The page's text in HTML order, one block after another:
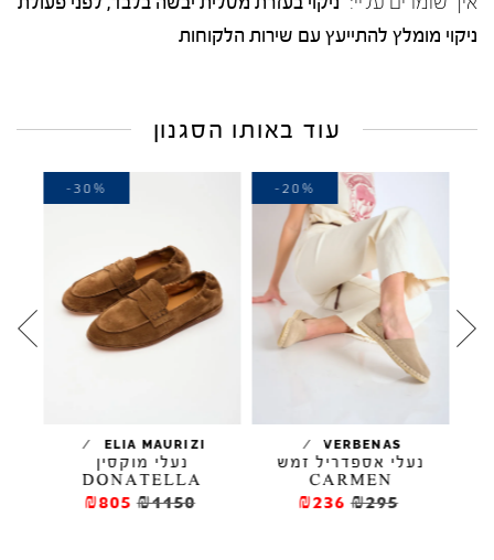
ניקוי מומלץ להתייעץ עם שירות הלקוחות
עוד באותו הסגנון
VERBENAS
/
נעלי אספדריל זמש
CARMEN
₪295
₪236
-20%
ELIA MAURIZI
/
נעלי מוקסין
DONATELLA
₪1150
₪805
-30%